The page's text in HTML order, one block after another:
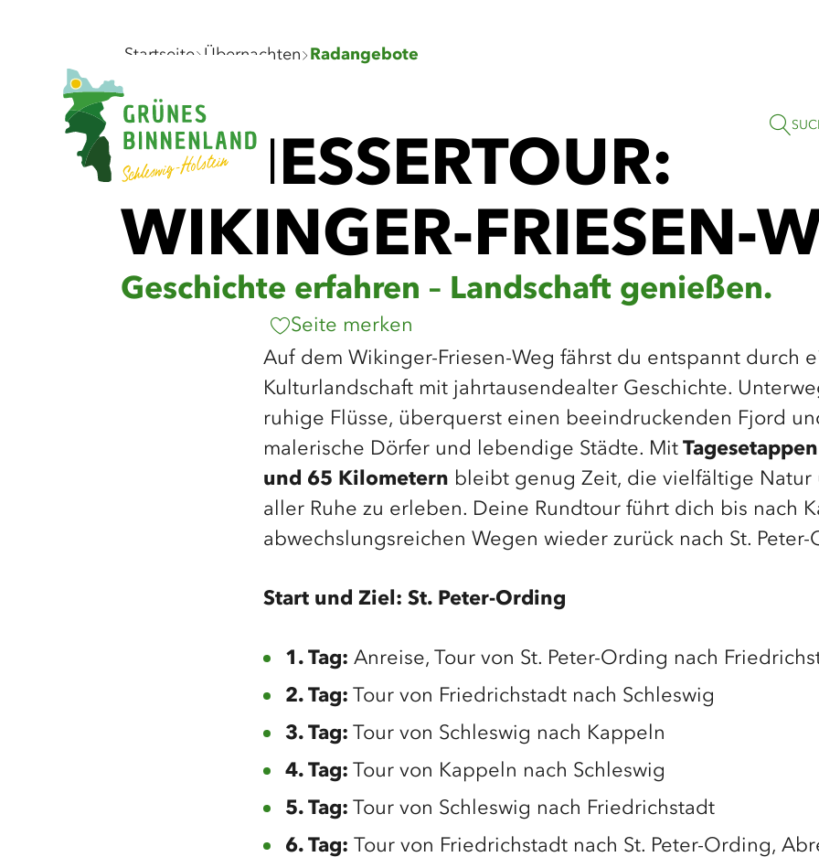
Sie
Startseite Übernachten Radangebote
GENIESSERTOUR: W
IKINGER-FRIESEN-
Geschichte erfahren – Landschaft genießen.
Seite merken
Auf dem Wikinger-Friesen-Weg fährst du entspannt durch
Kulturlandschaft mit jahrtausendealter Geschichte.
ruhige Flüsse, überquerst einen beeindruckenden Fjord
malerische Dörfer und lebendige Städte. Mit
und 65 Kilometern bleibt genug Zeit, die vielfältige Natur
aller Ruhe zu erleben. Deine Rundtour führt dich bis nach
abwechslungsreichen Wegen wieder zurück nach St.
Start und Ziel: St. Peter-Ording
1. Tag: Anreise, Tour von St. Peter-Ording nach
2. Tag: Tour von Friedrichstadt nach Schleswig
3. Tag: Tour von Schleswig nach Kappeln
4. Tag: Tour von Kappeln nach Schleswig
5. Tag: Tour von Schleswig nach Friedrichstadt
6. Tag:
Tour von Friedrichstadt nach St. Peter-Ording,